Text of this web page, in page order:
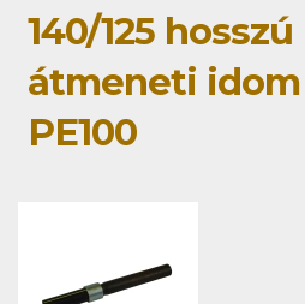
140/125
átmeneti idom
PE100